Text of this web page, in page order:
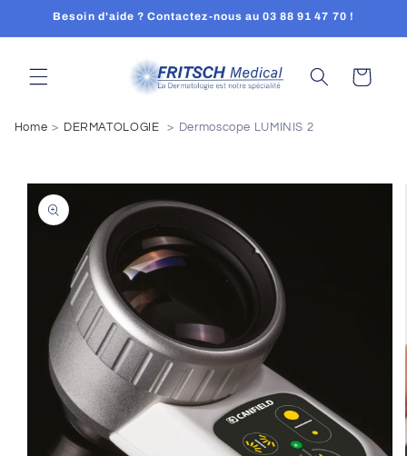
Skip to
Besoin d'aide ? Contactez-nous au 03 88 91 47 70 !
Cart
Home DERMATOLOGIE Dermoscope LUMINIS 2
Skip to
product
information